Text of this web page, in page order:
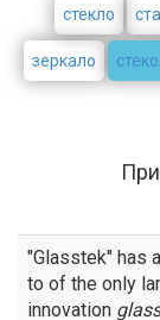
стекло
зеркало
"Glasstek" has
to of the only
innovation glass